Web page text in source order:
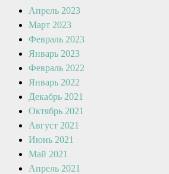
Апрель 2023
Март 2023
Февраль 2023
Январь 2023
Февраль 2022
Январь 2022
Декабрь 2021
Октябрь 2021
Август 2021
Июнь 2021
Май 2021
Апрель 2021